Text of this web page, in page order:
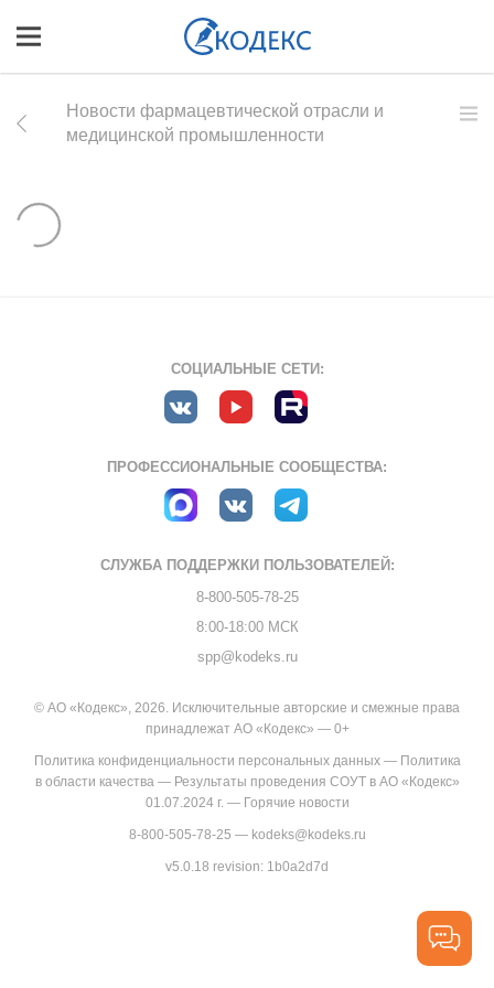
Новости фармацевтической отрасли и
медицинской промышленности
СОЦИАЛЬНЫЕ СЕТИ:
ПРОФЕССИОНАЛЬНЫЕ СООБЩЕСТВА:
СЛУЖБА ПОДДЕРЖКИ ПОЛЬЗОВАТЕЛЕЙ:
8-800-505-78-25
8:00-18:00 МСК
spp@kodeks.ru
© АО «Кодекс», 2026. Исключительные авторские и смежные права
принадлежат АО «Кодекс» — 0+
Политика конфиденциальности персональных данных— Политика
в области качества— Результаты проведения СОУТ в АО «Кодекс»
01.07.2024 г.— Горячие новости
8-800-505-78-25 — kodeks@kodeks.ru
v5.0.18 revision: 1b0a2d7d